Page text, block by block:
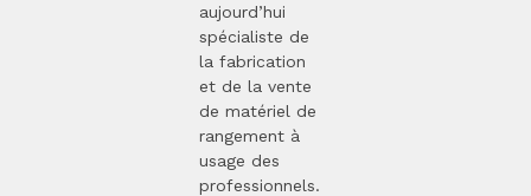
aujourd’hui
spécialiste de
la fabrication
et de la vente
de matériel de
rangement à
usage des
professionnels.